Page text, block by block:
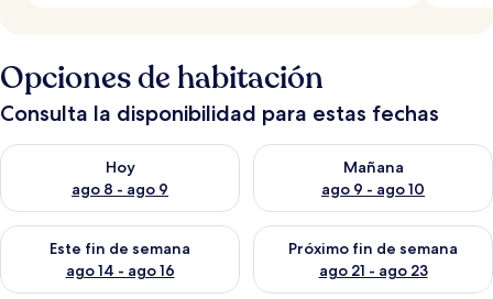
Opciones de habitación
Consulta la disponibilidad para estas fechas
Hoy
ago 8 - ago 9
Consulta la disponibilidad para hoy ago 8 - ago 9
Mañana
ago 9 - ago 10
Consulta la disponibilidad
Este fin de semana
ago 14 - ago 16
Consulta la disponibilidad para este fin de semana ago 14 -
Próximo fin de semana
ago 21 - ago 23
Consulta la disponibilidad